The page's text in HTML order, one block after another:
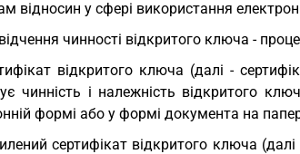
відносин у сфері використання
чинності відкритого ключа -
відкритого ключа (далі -
чинність і належність відкритого
формі або у формі документа на
сертифікат відкритого ключа